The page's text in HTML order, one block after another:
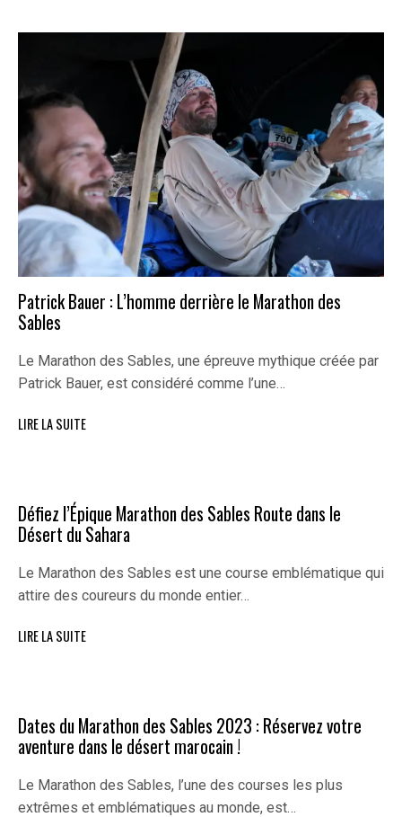
Patrick Bauer : L’homme derrière le Marathon des
Sables
Le Marathon des Sables, une épreuve mythique créée par
Patrick Bauer, est considéré comme l’une…
LIRE LA SUITE
Défiez l’Épique Marathon des Sables Route dans le
Désert du Sahara
Le Marathon des Sables est une course emblématique qui
attire des coureurs du monde entier…
LIRE LA SUITE
Dates du Marathon des Sables 2023 : Réservez votre
aventure dans le désert marocain !
Le Marathon des Sables, l’une des courses les plus
extrêmes et emblématiques au monde, est…